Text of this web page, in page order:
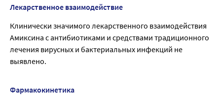
Лекарственное взаимодействие
Клинически значимого лекарственного взаимодействия
Амиксина с антибиотиками и средствами традиционного
лечения вирусных и бактериальных инфекций не
выявлено.
Фармакокинетика